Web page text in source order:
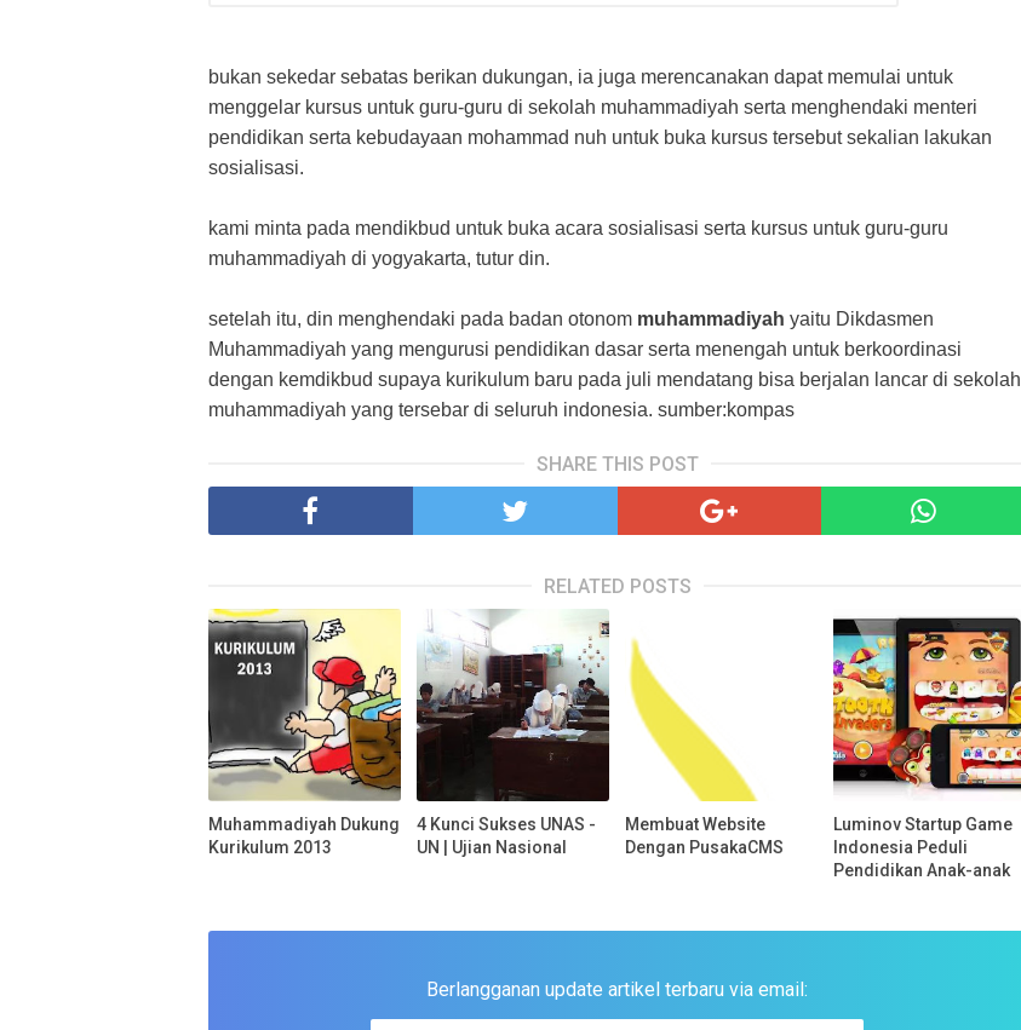
bukan sekedar sebatas berikan dukungan, ia juga merencanakan dapat memulai untuk
menggelar kursus untuk guru-guru di sekolah muhammadiyah serta menghendaki menteri
pendidikan serta kebudayaan mohammad nuh untuk buka kursus tersebut sekalian lakukan
sosialisasi.
kami minta pada mendikbud untuk buka acara sosialisasi serta kursus untuk guru-guru
muhammadiyah di yogyakarta, tutur din.
setelah itu, din menghendaki pada badan otonom muhammadiyah yaitu Dikdasmen
Muhammadiyah yang mengurusi pendidikan dasar serta menengah untuk berkoordinasi
dengan kemdikbud supaya kurikulum baru pada juli mendatang bisa berjalan lancar di sekolah
muhammadiyah yang tersebar di seluruh indonesia. sumber:kompas
SHARE THIS POST
RELATED POSTS
Muhammadiyah Dukung
Kurikulum 2013
4 Kunci Sukses UNAS -
UN | Ujian Nasional
Membuat Website
Dengan PusakaCMS
Luminov Startup Game
Indonesia Peduli
Pendidikan Anak-anak
Berlangganan update artikel terbaru via email: